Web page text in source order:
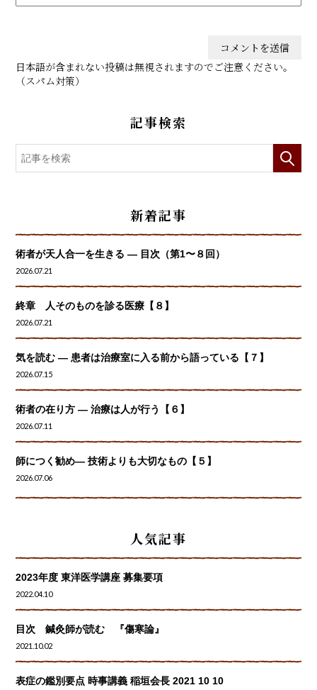
日本語が含まれない投稿は無視されますのでご注意ください。
（スパム対策）
記事検索
新着記事
術者が天人合一を生きる — 目次（第1〜８回）
2026.07.21
終章 人そのものを診る医療【８】
2026.07.21
気を読む ― 患者は治療室に入る前から語っている【７】
2026.07.15
術者の在り方 ― 治療は人が行う【６】
2026.07.11
師につく勧め― 技術よりも大切なもの【５】
2026.07.06
人気記事
2023年度 東洋医学講座 募集要項
2022.04.10
目次 鍼灸師が読む 『傷寒論』
2021.10.02
表症の鑑別要点 時事講義 稲垣会長 2021 10 10